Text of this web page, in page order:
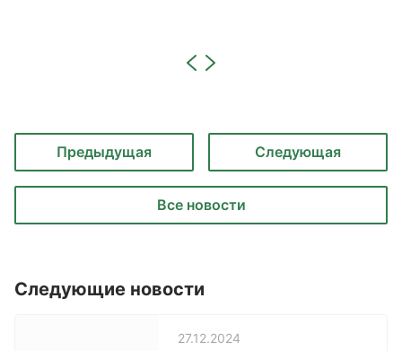
Предыдущая Следующая
Все новости
Следующие новости
27.12.2024